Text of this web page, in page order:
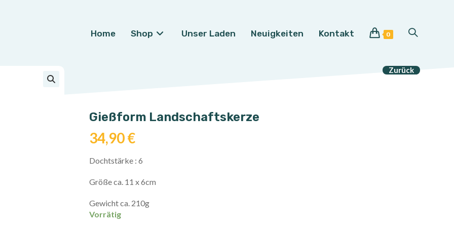
Home Shop Unser Laden Neuigkeiten Kontakt 0 Website-
Zurück
Gießform Landschaftskerze
34,90€
Dochtstärke : 6
Größe ca. 11 x 6cm
Gewicht ca. 210g
Vorrätig